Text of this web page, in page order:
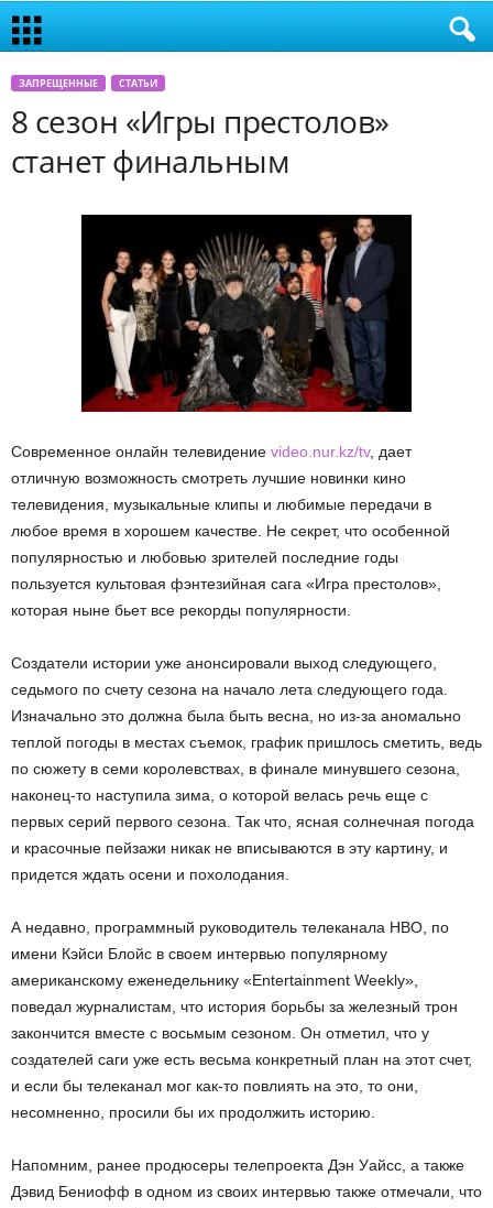
ЗАПРЕЩЕННЫЕ СТАТЬИ
8 сезон «Игры престолов»
станет финальным
Современное онлайн телевидение video.nur.kz/tv, дает
отличную возможность смотреть лучшие новинки кино
телевидения, музыкальные клипы и любимые передачи в
любое время в хорошем качестве. Не секрет, что особенной
популярностью и любовью зрителей последние годы
пользуется культовая фэнтезийная сага «Игра престолов»,
которая ныне бьет все рекорды популярности.
Создатели истории уже анонсировали выход следующего,
седьмого по счету сезона на начало лета следующего года.
Изначально это должна была быть весна, но из-за аномально
теплой погоды в местах съемок, график пришлось сметить, ведь
по сюжету в семи королевствах, в финале минувшего сезона,
наконец-то наступила зима, о которой велась речь еще с
первых серий первого сезона. Так что, ясная солнечная погода
и красочные пейзажи никак не вписываются в эту картину, и
придется ждать осени и похолодания.
А недавно, программный руководитель телеканала НВО, по
имени Кэйси Блойс в своем интервью популярному
американскому еженедельнику «Entertainment Weekly»,
поведал журналистам, что история борьбы за железный трон
закончится вместе с восьмым сезоном. Он отметил, что у
создателей саги уже есть весьма конкретный план на этот счет,
и если бы телеканал мог как-то повлиять на это, то они,
несомненно, просили бы их продолжить историю.
Напомним, ранее продюсеры телепроекта Дэн Уайсс, а также
Дэвид Бениофф в одном из своих интервью также отмечали, что